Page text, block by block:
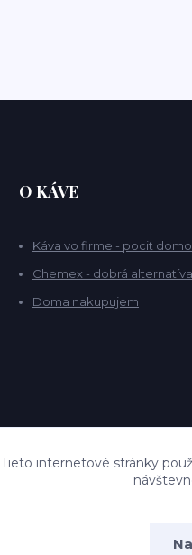
O KÁVE
Káva vo firme - pocit
Chemex - dobrá alternatíva
Doma nakupujem
Tieto internetové stránky